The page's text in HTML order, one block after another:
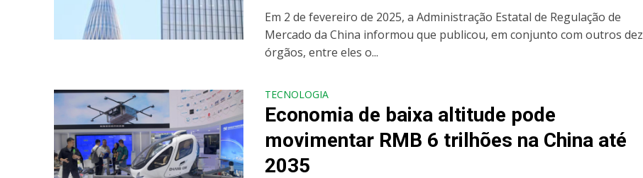
Em 2 de fevereiro de 2025, a Administração Estatal de Regulação de
Mercado da China informou que publicou, em conjunto com outros dez
órgãos, entre eles o...
TECNOLOGIA
Economia de baixa altitude pode
movimentar RMB 6 trilhões na China até
2035